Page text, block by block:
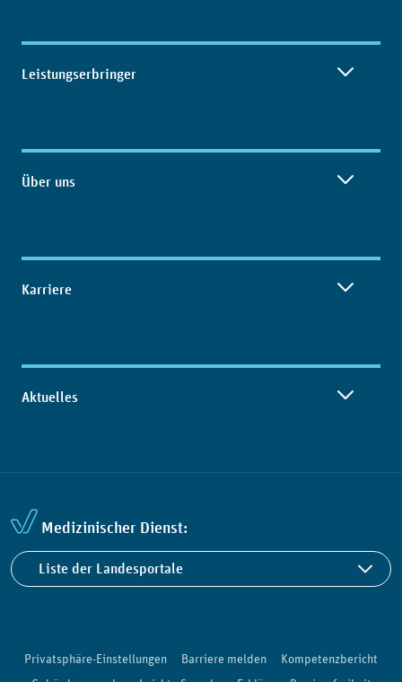
Leistungserbringer
Über uns
Karriere
Aktuelles
Medizinischer Dienst:
Liste der Landesportale
Privatsphäre-Einstellungen Barriere melden
Kompetenzbericht